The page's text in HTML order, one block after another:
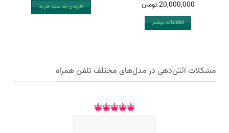
امتیاز
3.00
از 5
20,000,000 تومان
اطلاعات بیشتر
افزودن به سبد خرید
مشکلات آنتن‌دهی در مدل‌های مختلف تلفن همراه